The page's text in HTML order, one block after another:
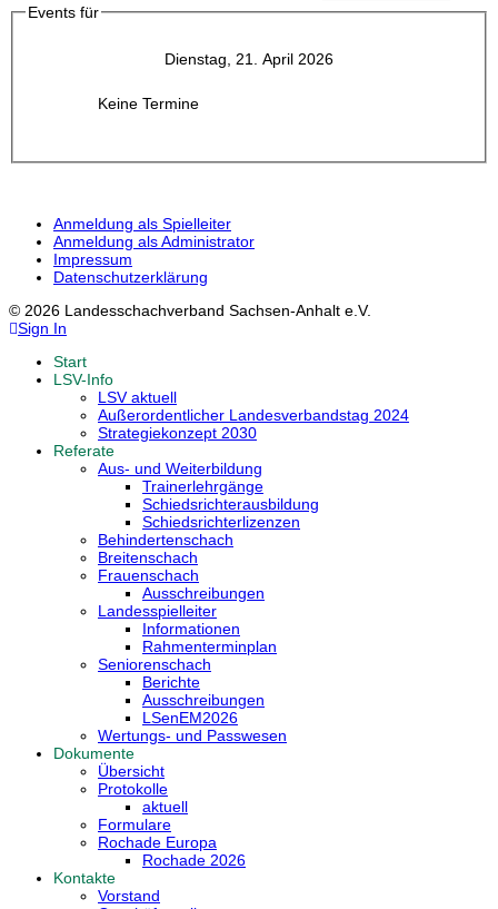
Events für
Dienstag, 21. April 2026
Keine Termine
Anmeldung als Spielleiter
Anmeldung als Administrator
Impressum
Datenschutzerklärung
© 2026 Landesschachverband Sachsen-Anhalt e.V.
Sign In
Start
LSV-Info
LSV aktuell
Außerordentlicher Landesverbandstag 2024
Strategiekonzept 2030
Referate
Aus- und Weiterbildung
Trainerlehrgänge
Schiedsrichterausbildung
Schiedsrichterlizenzen
Behindertenschach
Breitenschach
Frauenschach
Ausschreibungen
Landesspielleiter
Informationen
Rahmenterminplan
Seniorenschach
Berichte
Ausschreibungen
LSenEM2026
Wertungs- und Passwesen
Dokumente
Übersicht
Protokolle
aktuell
Formulare
Rochade Europa
Rochade 2026
Kontakte
Vorstand